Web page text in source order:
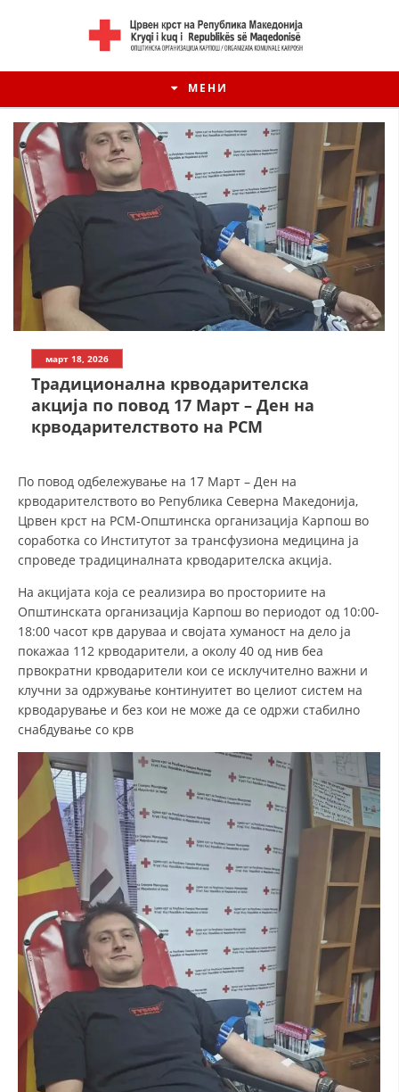
МЕНИ
СТРАТЕГИИ
ЕДУКАТИВНО ИНФОРМАТИВНИ МАТЕРИЈАЛИ
БРОШУРИ
ПОСТЕРИ
ПРЕЗЕНТАЦИИ
март 18, 2026
Традициoнална крводарителска
акција по повод 17 Март – Ден на
крводарителството на РСМ
По повод одбележување на 17 Март – Ден на
крводарителството во Република Северна Македонија,
Црвен крст на РСМ-Општинска организација Карпош во
соработка со Институтот за трансфузиона медицина ја
спроведе традициналната крводарителска акција.
На акцијата која се реализира во просториите на
Општинската организација Карпош во периодот од 10:00-
18:00 часот крв даруваа и својата хуманост на дело ја
покажаа 112 крводарители, a околу 40 од нив беа
првократни крводарители кои се исклучително важни и
клучни за одржување континуитет во целиот систем на
крводарување и без кои не може да се одржи стабилно
снабдување со крв